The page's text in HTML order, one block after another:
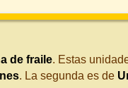
de fraile. Estas
. La segunda es de